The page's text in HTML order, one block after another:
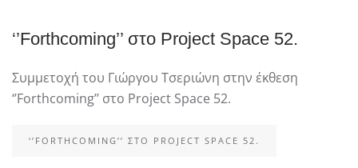
‘’Forthcoming’’ στο Project Space 52.
Συμμετοχή του Γιώργου Τσεριώνη στην έκθεση
‘’Forthcoming’’ στο Project Space 52.
‘’FORTHCOMING’’ ΣΤΟ PROJECT SPACE 52.